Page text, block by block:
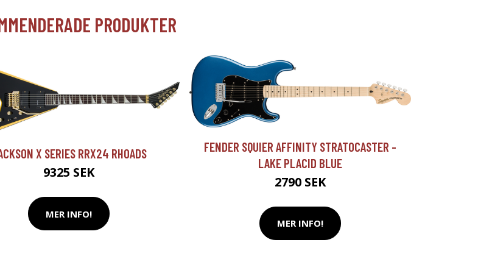
PRODUKTER
X SERIES RRX24 RHOADS
9325 SEK
MER INFO!
FENDER SQUIER AFFINITY STRATOCASTER -
LAKE PLACID BLUE
2790 SEK
MER INFO!